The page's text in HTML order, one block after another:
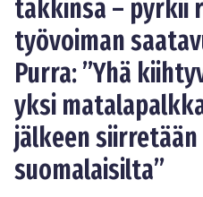
takkinsa – pyrkii
työvoiman
Purra: ”Yhä
yksi
jälkeen siirretään
suomalaisilta”